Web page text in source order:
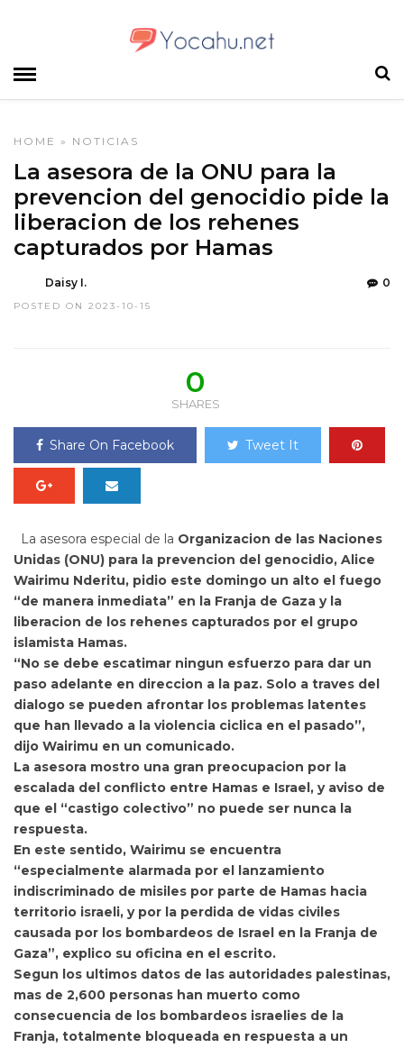
HOME » NOTICIAS
La asesora de la ONU para la
prevencion del genocidio pide la
liberacion de los rehenes
capturados por Hamas
Daisy I.
POSTED ON 2023-10-15
0
0
SHARES
Share On Facebook Tweet It
La asesora especial de la Organizacion de las Naciones
Unidas (ONU) para la prevencion del genocidio, Alice
Wairimu Nderitu, pidio este domingo un alto el fuego
“de manera inmediata” en la Franja de Gaza y la
liberacion de los rehenes capturados por el grupo
islamista Hamas.
“No se debe escatimar ningun esfuerzo para dar un
paso adelante en direccion a la paz. Solo a traves del
dialogo se pueden afrontar los problemas latentes
que han llevado a la violencia ciclica en el pasado”,
dijo Wairimu en un comunicado.
La asesora mostro una gran preocupacion por la
escalada del conflicto entre Hamas e Israel, y aviso de
que el “castigo colectivo” no puede ser nunca la
respuesta.
En este sentido, Wairimu se encuentra
“especialmente alarmada por el lanzamiento
indiscriminado de misiles por parte de Hamas hacia
territorio israeli, y por la perdida de vidas civiles
causada por los bombardeos de Israel en la Franja de
Gaza”, explico su oficina en el escrito.
Segun los ultimos datos de las autoridades palestinas,
mas de 2,600 personas han muerto como
consecuencia de los bombardeos israelies de la
Franja, totalmente bloqueada en respuesta a un